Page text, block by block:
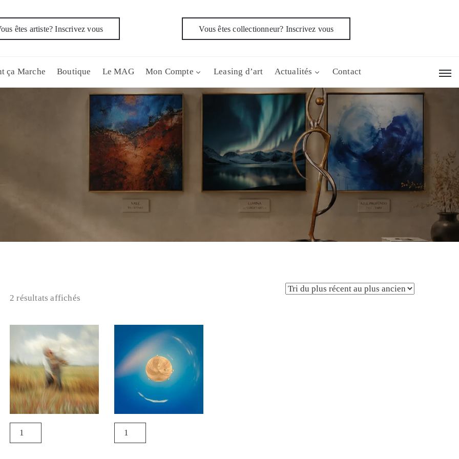
êtes artiste? Inscrivez vous Vous êtes collectionneur? Inscrivez vous
ça Marche Boutique Le MAG Mon Compte Leasing d’art Actualités Contact
2 résultats affichés